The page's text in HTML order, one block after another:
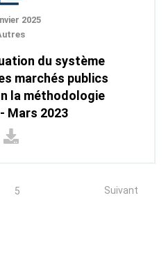
2025
du système
marchés publics
la méthodologie
Mars 2023
5 Suivant